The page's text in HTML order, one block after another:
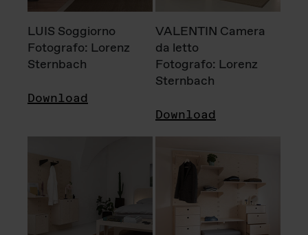
LUIS Soggiorno
Fotografo: Lorenz
Sternbach
Download
VALENTIN Camera
da letto
Fotografo: Lorenz
Sternbach
Download